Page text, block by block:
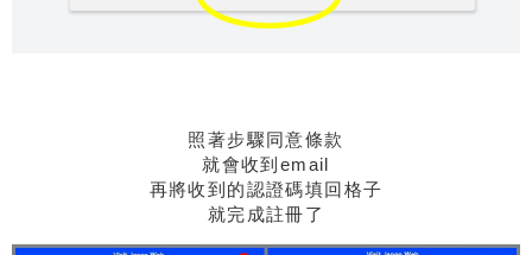
照著步驟同意條款
就會收到email
再將收到的認證碼填回格子
就完成註冊了